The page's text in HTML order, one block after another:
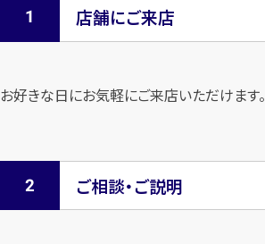
店舗にご来店
お好きな日にお気軽にご来店いただけます。
ご相談・ご説明